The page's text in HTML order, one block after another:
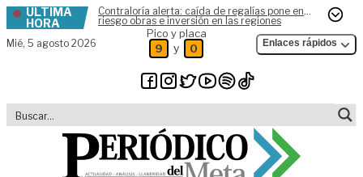
Skip to content
ÚLTIMA
HORA
Contraloría alerta: caída de regalías pone en
riesgo obras e inversión en las regiones
Mié, 5 agosto 2026
Pico y placa
9 y 0 Enlaces rápidos